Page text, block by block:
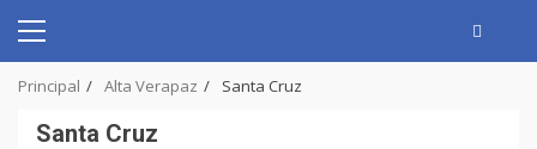
content
Primary
Principal Alta Verapaz Santa Cruz
Santa Cruz